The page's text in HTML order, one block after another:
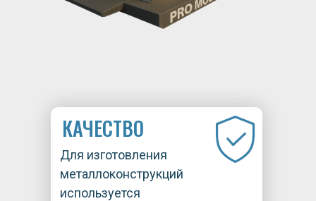
КАЧЕСТВО
Для изготовления
металлоконструкций
используется